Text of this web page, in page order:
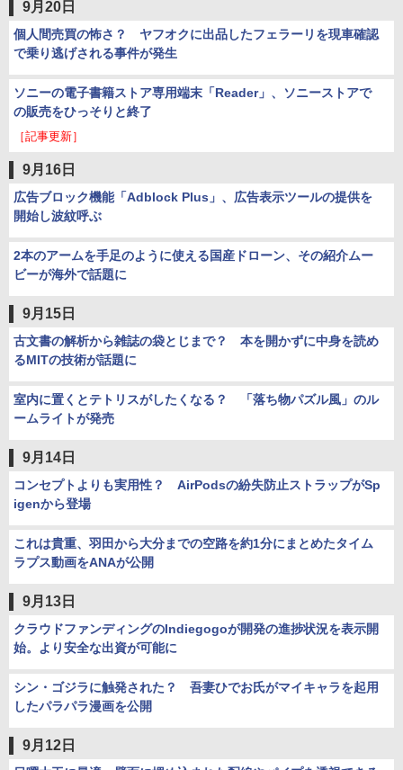
9月20日
個人間売買の怖さ？ ヤフオクに出品したフェラーリを現車確認
で乗り逃げされる事件が発生
ソニーの電子書籍ストア専用端末「Reader」、ソニーストアで
の販売をひっそりと終了
［記事更新］
9月16日
広告ブロック機能「Adblock Plus」、広告表示ツールの提供を
開始し波紋呼ぶ
2本のアームを手足のように使える国産ドローン、その紹介ムー
ビーが海外で話題に
9月15日
古文書の解析から雑誌の袋とじまで？ 本を開かずに中身を読め
るMITの技術が話題に
室内に置くとテトリスがしたくなる？ 「落ち物パズル風」のル
ームライトが発売
9月14日
コンセプトよりも実用性？ AirPodsの紛失防止ストラップがSp
igenから登場
これは貴重、羽田から大分までの空路を約1分にまとめたタイム
ラプス動画をANAが公開
9月13日
クラウドファンディングのIndiegogoが開発の進捗状況を表示開
始。より安全な出資が可能に
シン・ゴジラに触発された？ 吾妻ひでお氏がマイキャラを起用
したパラパラ漫画を公開
9月12日